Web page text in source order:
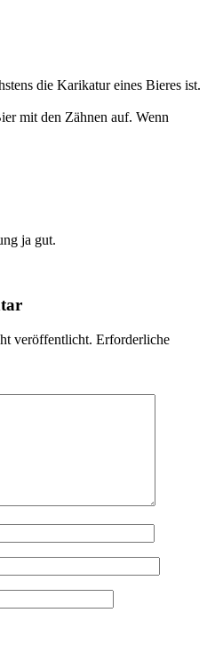
die Karikatur eines Bieres ist.
mit den Zähnen auf. Wenn
ja gut.
veröffentlicht. Erforderliche